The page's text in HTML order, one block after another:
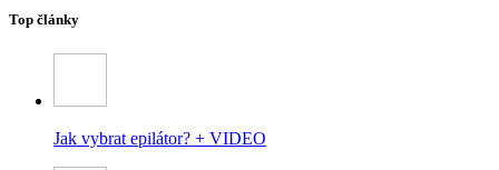
Top články
Jak vybrat epilátor? + VIDEO